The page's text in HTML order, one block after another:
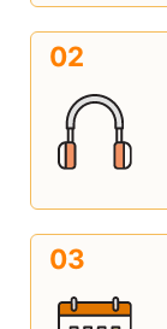
02
03